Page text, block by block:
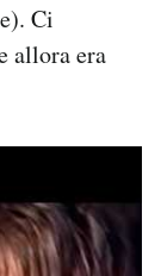
Ci
allora era